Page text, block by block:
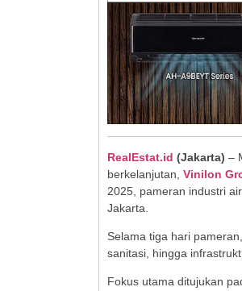
RealEstat.id (Jakarta) –
berkelanjutan, Vinilon
2025, pameran industri
Jakarta.
Selama tiga hari
sanitasi, hingga
Fokus utama ditujukan